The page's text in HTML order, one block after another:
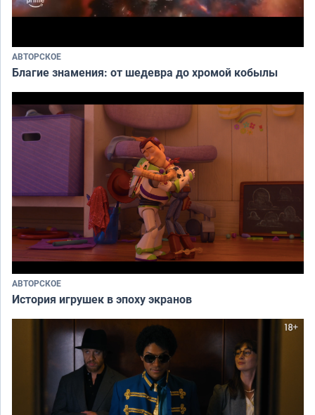
АВТОРСКОЕ
Благие знамения: от шедевра до хромой кобылы
АВТОРСКОЕ
История игрушек в эпоху экранов